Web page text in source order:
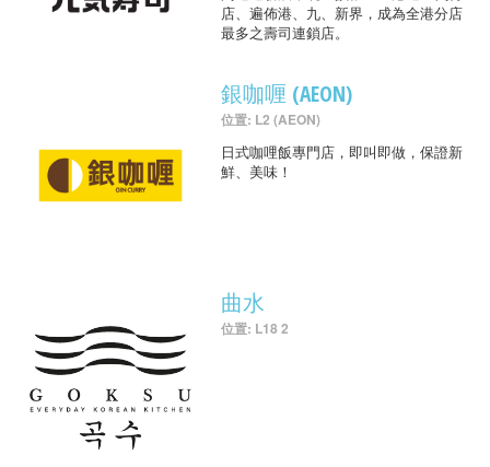
店、遍佈港、九、新界，成為全港分店
最多之壽司連鎖店。
銀咖喱 (AEON)
位置: L2 (AEON)
日式咖哩飯專門店，即叫即做，保證新
鮮、美味！
曲水
位置: L18 2